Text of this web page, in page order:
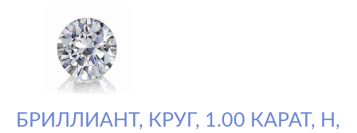
БРИЛЛИАНТ, КРУГ, 1.00 КАРАТ, H,